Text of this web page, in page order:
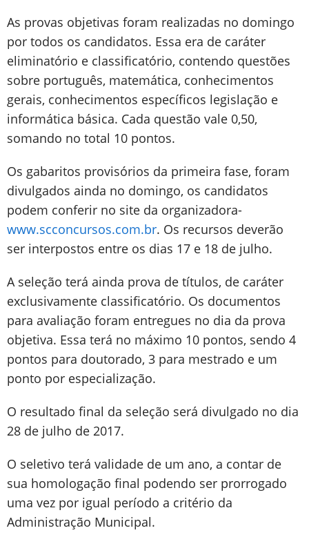
As provas objetivas foram realizadas no domingo
por todos os candidatos. Essa era de caráter
eliminatório e classificatório, contendo questões
sobre português, matemática, conhecimentos
gerais, conhecimentos específicos legislação e
informática básica. Cada questão vale 0,50,
somando no total 10 pontos.
Os gabaritos provisórios da primeira fase, foram
divulgados ainda no domingo, os candidatos
podem conferir no site da organizadora-
www.scconcursos.com.br. Os recursos deverão
ser interpostos entre os dias 17 e 18 de julho.
A seleção terá ainda prova de títulos, de caráter
exclusivamente classificatório. Os documentos
para avaliação foram entregues no dia da prova
objetiva. Essa terá no máximo 10 pontos, sendo 4
pontos para doutorado, 3 para mestrado e um
ponto por especialização.
O resultado final da seleção será divulgado no dia
28 de julho de 2017.
O seletivo terá validade de um ano, a contar de
sua homologação final podendo ser prorrogado
uma vez por igual período a critério da
Administração Municipal.